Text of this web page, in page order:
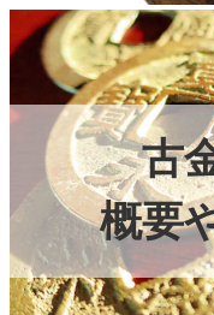
古
概要